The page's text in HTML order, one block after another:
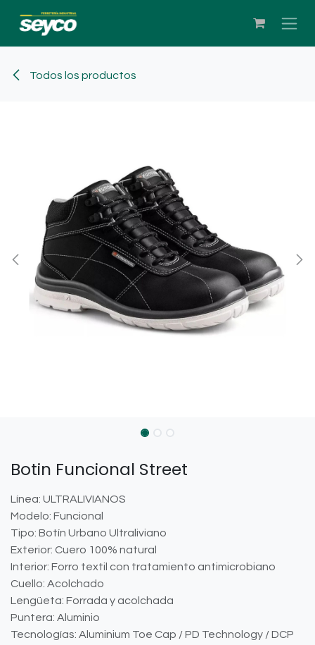
Ir al contenido
Todos los productos
Botin Funcional Street
Línea: ULTRALIVIANOS
Modelo: Funcional
Tipo: Botín Urbano Ultraliviano
Exterior: Cuero 100% natural
Interior: Forro textil con tratamiento antimicrobiano
Cuello: Acolchado
Lengüeta: Forrada y acolchada
Puntera: Aluminio
Tecnologías: Aluminium Toe Cap / PD Technology / DCP